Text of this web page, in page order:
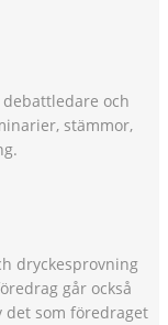
och
stämmor,
dryckesprovning
går också
det som föredraget